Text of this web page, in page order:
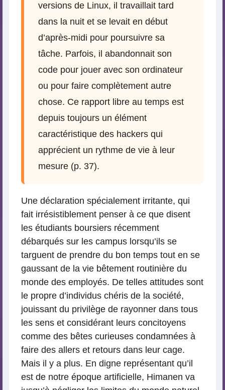
versions de Linux, il travaillait tard
dans la nuit et se levait en début
d’après-midi pour poursuivre sa
tâche. Parfois, il abandonnait son
code pour jouer avec son ordinateur
ou pour faire complètement autre
chose. Ce rapport libre au temps est
depuis toujours un élément
caractéristique des hackers qui
apprécient un rythme de vie à leur
mesure (p. 37).
Une déclaration spécialement irritante, qui
fait irrésistiblement penser à ce que disent
les étudiants boursiers récemment
débarqués sur les campus lorsqu’ils se
targuent de prendre du bon temps tout en se
gaussant de la vie bêtement routinière du
monde des employés. De telles attitudes sont
le propre d’individus chéris de la société,
jouissant du privilège de rayonner dans tous
les sens et considérant leurs concitoyens
comme des bêtes curieuses condamnées à
faire des allers et retours dans leur cage.
Mais il y a plus. En digne représentant qu’il
est de notre époque artificielle, Himanen va